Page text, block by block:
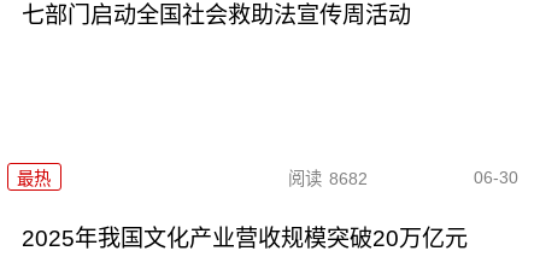
七部门启动全国社会救助法宣传周活动
最热 阅读 8682 06-30
2025年我国文化产业营收规模突破20万亿元